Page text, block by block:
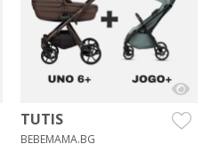
TUTIS
BEBEMAMA.BG